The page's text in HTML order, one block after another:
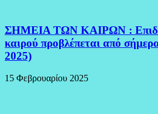
ΣΗΜΕΙΑ ΤΩΝ ΚΑΙΡΩΝ :
καιρού προβλέπεται από
2025)
15 Φεβρουαρίου 2025